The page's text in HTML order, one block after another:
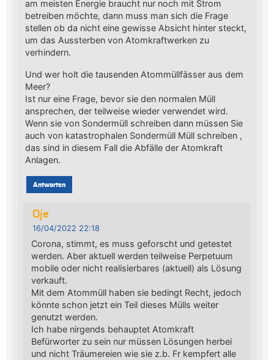
am meisten Energie braucht nur noch mit Strom
betreiben möchte, dann muss man sich die Frage
stellen ob da nicht eine gewisse Absicht hinter steckt,
um das Aussterben von Atomkraftwerken zu
verhindern.
Und wer holt die tausenden Atommüllfässer aus dem
Meer?
Ist nur eine Frage, bevor sie den normalen Müll
ansprechen, der teilweise wieder verwendet wird.
Wenn sie von Sondermüll schreiben dann müssen Sie
auch von katastrophalen Sondermüll Müll schreiben ,
das sind in diesem Fall die Abfälle der Atomkraft
Anlagen.
Antworten
Oje
16/04/2022 22:18
Corona, stimmt, es muss geforscht und getestet
werden. Aber aktuell werden teilweise Perpetuum
mobile oder nicht realisierbares (aktuell) als Lösung
verkauft.
Mit dem Atommüll haben sie bedingt Recht, jedoch
könnte schon jetzt ein Teil dieses Mülls weiter
genutzt werden.
Ich habe nirgends behauptet Atomkraft
Befürworter zu sein nur müssen Lösungen herbei
und nicht Träumereien wie sie z.b. Fr kempfert alle